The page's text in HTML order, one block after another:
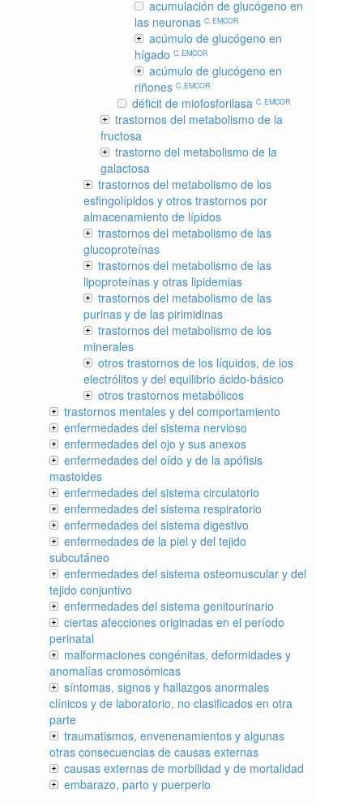
acumulación de glucógeno en
las neuronas C. EMCOR
acúmulo de glucógeno en
hígado C. EMCOR
acúmulo de glucógeno en
riñones C. EMCOR
déficit de miofosforilasa C. EMCOR
trastornos del metabolismo de la
fructosa
trastorno del metabolismo de la
galactosa
trastornos del metabolismo de los
esfingolípidos y otros trastornos por
almacenamiento de lípidos
trastornos del metabolismo de las
glucoproteínas
trastornos del metabolismo de las
lipoproteínas y otras lipidemias
trastornos del metabolismo de las
purinas y de las pirimidinas
trastornos del metabolismo de los
minerales
otros trastornos de los líquidos, de los
electrólitos y del equilibrio ácido-básico
otros trastornos metabólicos
trastornos mentales y del comportamiento
enfermedades del sistema nervioso
enfermedades del ojo y sus anexos
enfermedades del oído y de la apófisis
mastoides
enfermedades del sistema circulatorio
enfermedades del sistema respiratorio
enfermedades del sistema digestivo
enfermedades de la piel y del tejido
subcutáneo
enfermedades del sistema osteomuscular y del
tejido conjuntivo
enfermedades del sistema genitourinario
ciertas afecciones originadas en el período
perinatal
malformaciones congénitas, deformidades y
anomalías cromosómicas
síntomas, signos y hallazgos anormales
clínicos y de laboratorio, no clasificados en otra
parte
traumatismos, envenenamientos y algunas
otras consecuencias de causas externas
causas externas de morbilidad y de mortalidad
embarazo, parto y puerperio